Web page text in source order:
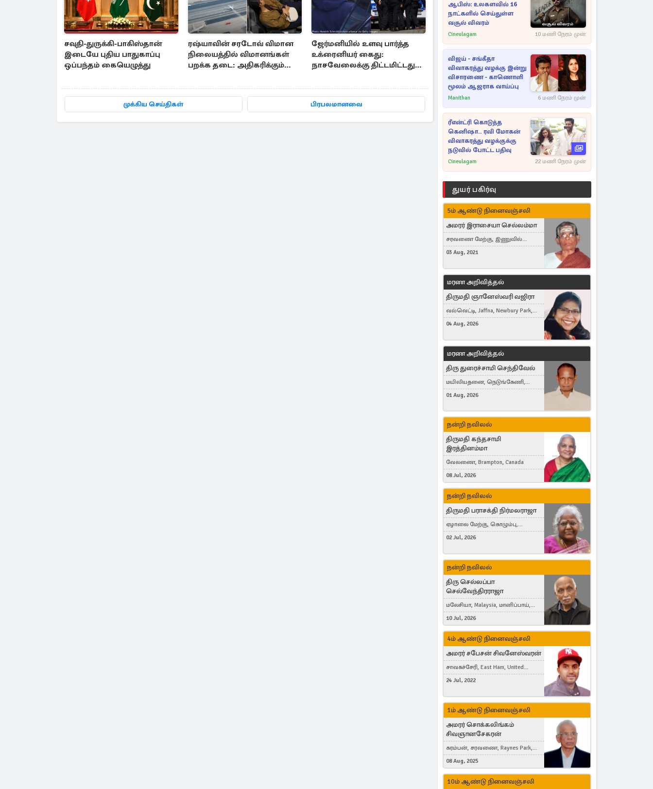
சவுதி-துருக்கி-பாகிஸ்தான்
இடையே புதிய பாதுகாப்பு
ஒப்பந்தம் கையெழுத்து
ரஷ்யாவின் சரடோவ் விமான
நிலையத்தில் விமானங்கள்
பறக்க தடை: அதிகரிக்கும்
ஜேர்மனியில் உளவு பார்த்த
உக்ரைனியர் கைது:
நாசவேலைக்கு திட்டமிட்டது
முக்கிய செய்திகள் பிரபலமானவை
ஆபிஸ்: உலகளவில் 16
நாட்களில் செய்துள்ள
வசூல் விவரம்
Cineulagam 10 மணி நேரம் முன்
விஜய் - சங்கீதா
விவாகரத்து வழக்கு இன்று
விசாரணை - காணொளி
மூலம் ஆஜராக வாய்ப்பு
Manithan 6 மணி நேரம் முன்
ரீஎன்ட்ரி கொடுத்த
கெனிஷா.. ரவி மோகன்
விவாகரத்து வழக்குக்கு
நடுவில் போட்ட பதிவு
Cineulagam 22 மணி நேரம் முன்
துயர் பகிர்வு
5ம் ஆண்டு நினைவஞ்சலி
அமரர் இராசையா செல்லம்மா
சரவணை மேற்கு, இணுவில்
கிழக்கு
03 Aug, 2021
மரண அறிவித்தல்
திருமதி ஞானேஸ்வரி வஜிரா
வல்வெட்டி, Jaffna, Newbury Park,
United Kingdom
04 Aug, 2026
மரண அறிவித்தல்
திரு துரைச்சாமி செந்திவேல்
மயிலியதனை, நெடுங்கேணி,
கம்பர்மலை
01 Aug, 2026
நன்றி நவிலல்
திருமதி கந்தசாமி
இரத்தினம்மா
வேலணை, Brampton, Canada
08 Jul, 2026
நன்றி நவிலல்
திருமதி பராசக்தி நிர்மலராஜா
ஏழாலை மேற்கு, கொழும்பு,
தங்காலை, London, United Kingdom
02 Jul, 2026
நன்றி நவிலல்
திரு செல்லப்பா
செல்வேந்திரராஜா
மலேசியா, Malaysia, மானிப்பாய்,
Duisburg, Germany, London, United
Kingdom
10 Jul, 2026
4ம் ஆண்டு நினைவஞ்சலி
அமரர் சபேசன் சிவனேஸ்வரன்
சாவகச்சேரி, East Ham, United
Kingdom
24 Jul, 2022
1ம் ஆண்டு நினைவஞ்சலி
அமரர் சொக்கலிங்கம்
சிவஞானசேகரன்
கரம்பன், சரவணை, Raynes Park,
London, United Kingdom
08 Aug, 2025
10ம் ஆண்டு நினைவஞ்சலி